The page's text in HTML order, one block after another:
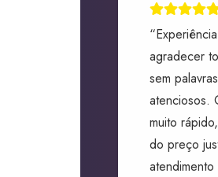
agradecer
sem
atenciosos.
muito
do preço